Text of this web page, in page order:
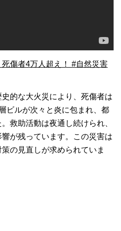
傷者4万人超え！ #自然災害
的な大火災により、死傷者は
ビルが次々と炎に包まれ、都
救助活動は夜通し続けられ、
が残っています。この災害は
の見直しが求められていま